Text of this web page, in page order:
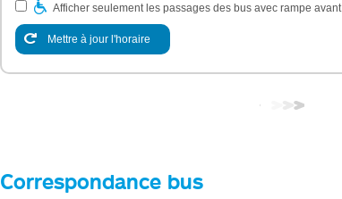
Afficher seulement les passages des bus avec rampe avant
Mettre à jour l'horaire
Correspondance bus